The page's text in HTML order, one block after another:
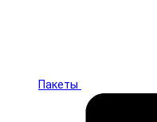
Пакеты